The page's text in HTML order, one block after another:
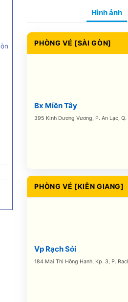
Hình ảnh
PHÒNG VÉ [SÀI GÒN]
Bx Miền Tây
395 Kinh Dương Vương, P. An Lạc,
PHÒNG VÉ [KIÊN GIANG]
Vp Rạch Sỏi
184 Mai Thị Hồng Hạnh, Kp. 3, P.